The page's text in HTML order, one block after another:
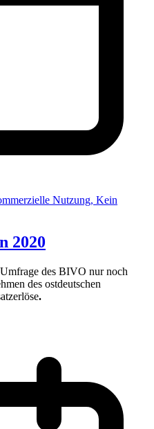
2020
des BIVO nur noch
des ostdeutschen
.